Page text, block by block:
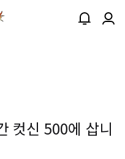
컷신 500에 삽니